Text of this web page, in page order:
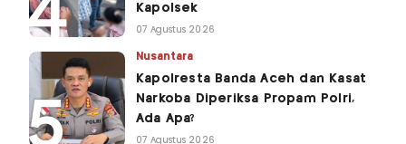
Kapolsek
07 Agustus 2026
Nusantara
Kapolresta Banda Aceh dan Kasat
Narkoba Diperiksa Propam Polri,
Ada Apa?
07 Agustus 2026